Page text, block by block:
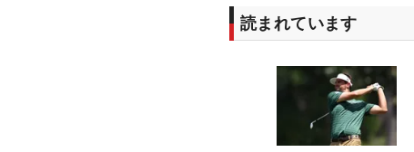
読まれています